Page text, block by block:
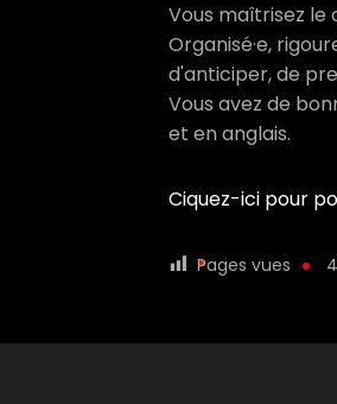
Vous maîtrisez le
Organisé·e,
d'anticiper, de
Vous avez de
et en anglais.
Ciquez-ici pour
Pages vues